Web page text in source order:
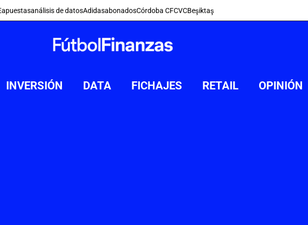
apuestasanálisis de datosAdidasabonadosCórdoba CFCVCBeşiktaş
INVERSIÓN DATA FICHAJES RETAIL OPINIÓN